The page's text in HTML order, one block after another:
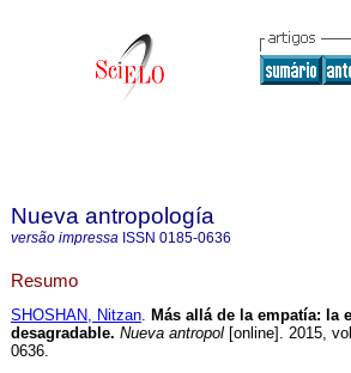
Nueva antropología
versão impressa ISSN 0185-0636
Resumo
SHOSHAN, Nitzan. Más allá de la empatía: la
desagradable. Nueva antropol [online]. 2015,
0636.